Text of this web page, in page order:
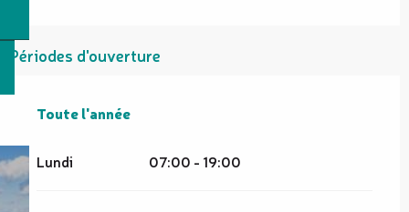
Périodes d'ouverture
Toute l'année
Toute l'année
Lundi 07:00 - 19:00